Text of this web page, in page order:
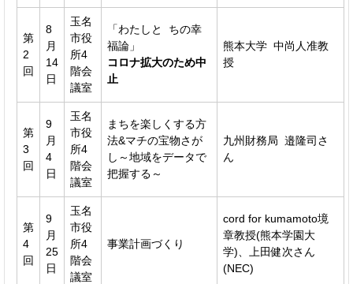
第
2
回
8
月
14
日
玉名
市役
所4
階会
議室
「わたしと ちの幸
福論」
コロナ拡大のため中
止
熊本大学 中尚人准教
授
第
3
回
9
月
4
日
玉名
市役
所4
階会
議室
まちを楽しくする方
法&マチの宝物さが
し～地域をデータで
把握する～
九州財務局 邉隆司さ
ん
第
4
回
9
月
25
日
玉名
市役
所4
階会
議室
事業計画づくり
cord for kumamoto境
章教授(熊本学園大
学)、上田健次さん
(NEC)